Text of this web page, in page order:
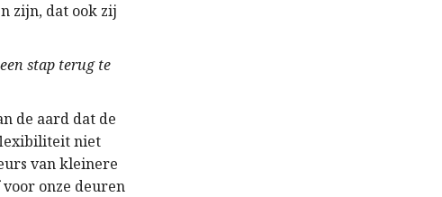
zijn, dat ook zij
stap terug te
de aard dat de
niet
van kleinere
onze deuren